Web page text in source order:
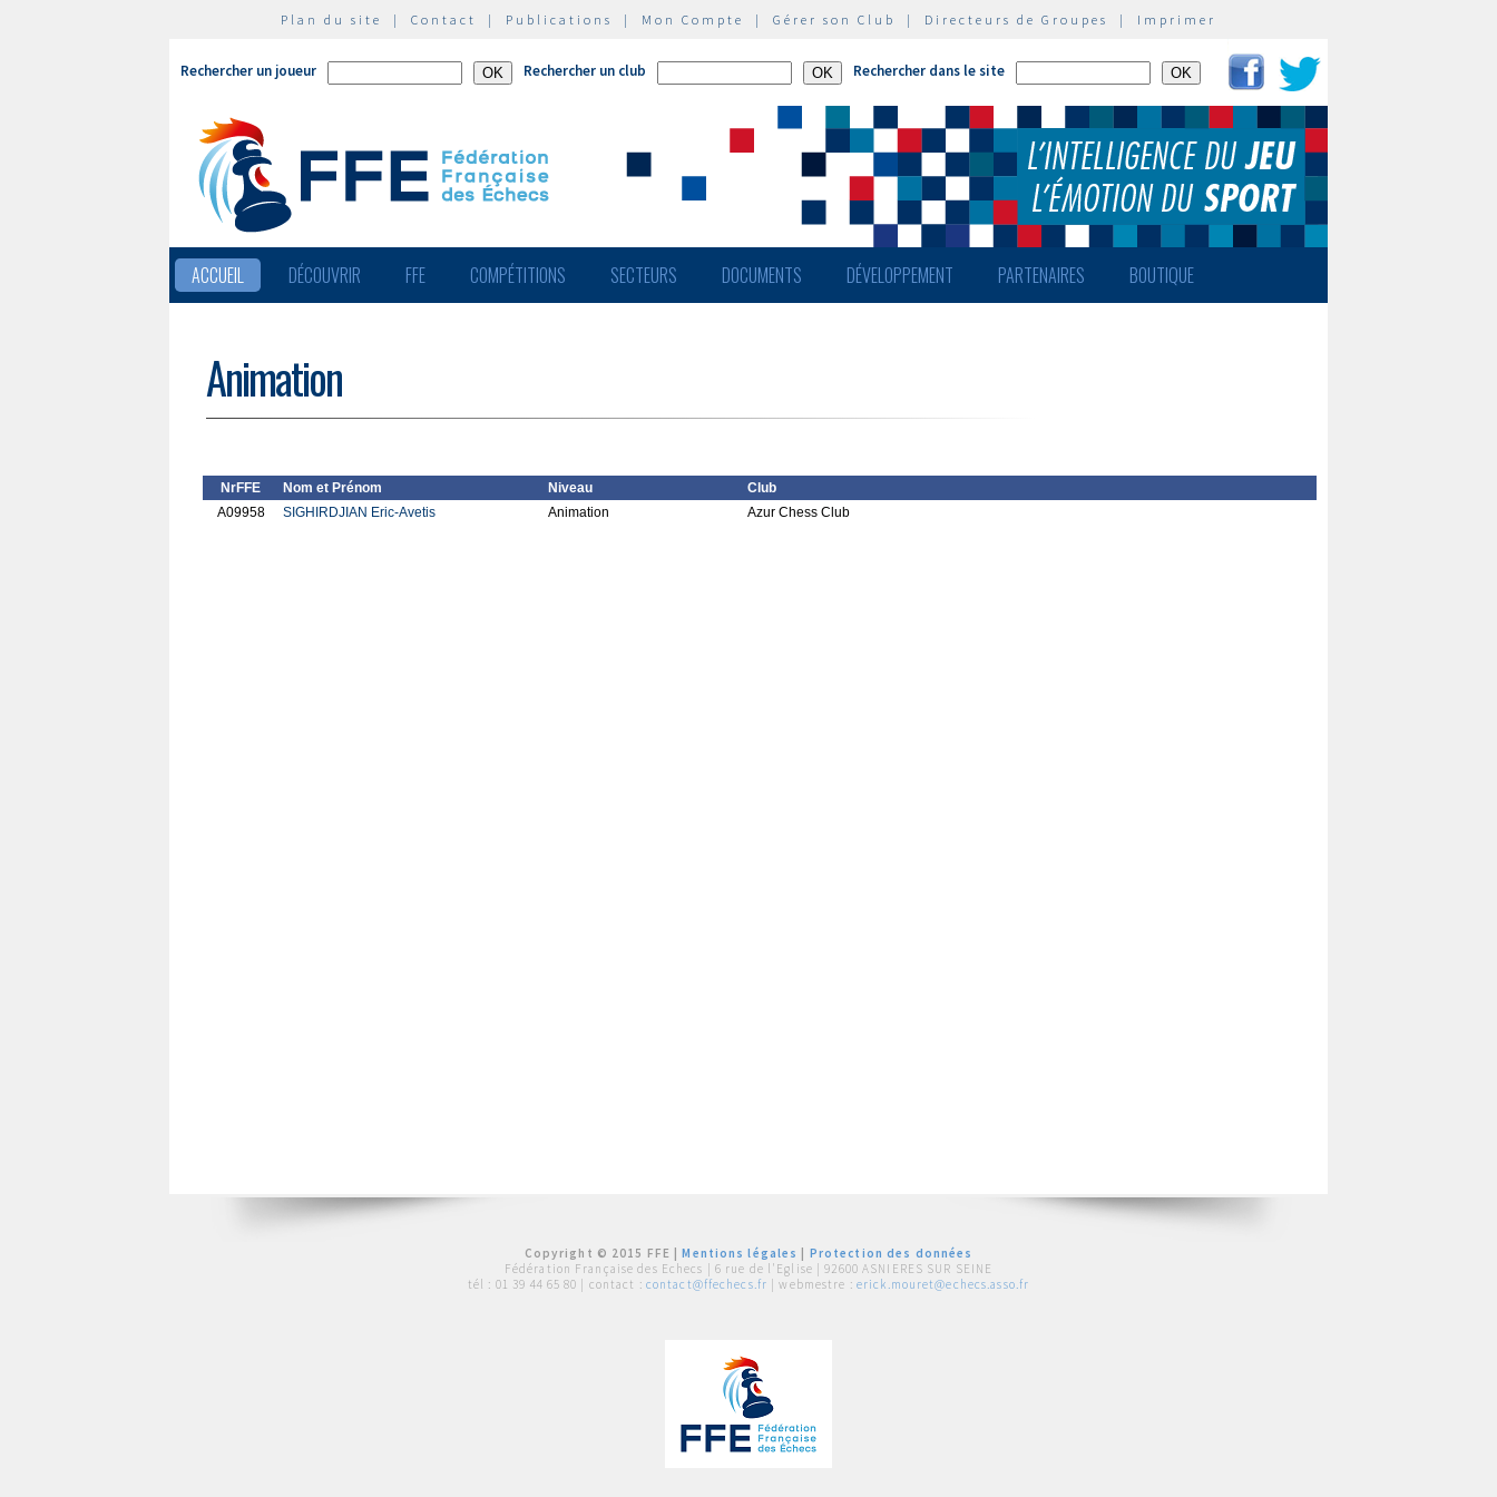
Plan du site | Contact | Publications | Mon Compte | Gérer son Club | Directeurs de Groupes | Imprimer
Rechercher un joueur Rechercher un club Rechercher dans le site
ACCUEIL DÉCOUVRIR FFE COMPÉTITIONS SECTEURS DOCUMENTS DÉVELOPPEMENT PARTENAIRES BOUTIQUE
Animation
NrFFE Nom et Prénom Niveau
Club
A09958
SIGHIRDJIAN Eric-Avetis Animation Azur Chess Club
Copyright © 2015 FFE |Mentions légales
Protection des données
Fédération Française des Echecs | 6 rue de l'Eglise | 92600 ASNIERES SUR SEINE
tél : 01 39 44 65 80 | contact : contact@ffechecs.fr | webmestre : erick.mouret@echecs.asso.fr